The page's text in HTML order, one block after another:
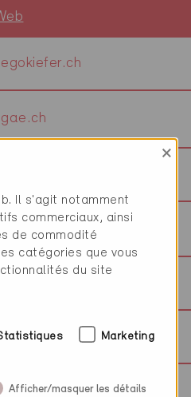
walthert.ch
×
Il s'agit notamment
commerciaux, ainsi
de commodité
catégories que vous
du site
Marketing
Afficher/masquer les détails